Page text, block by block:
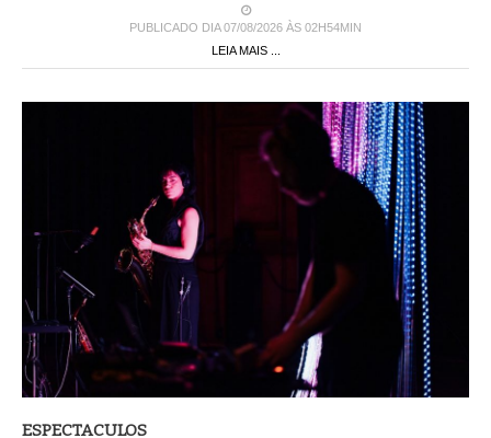
PUBLICADO DIA 07/08/2026 ÀS 02H54MIN
LEIA MAIS ...
ESPECTACULOS